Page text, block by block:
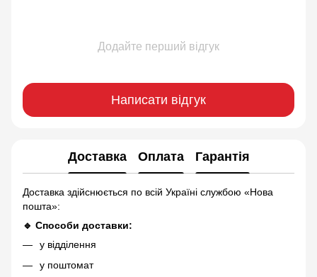
Додайте перший відгук
Написати відгук
Доставка Оплата Гарантія
Доставка здійснюється по всій Україні службою «Нова
пошта»:
🔹 Способи доставки:
у відділення
у поштомат